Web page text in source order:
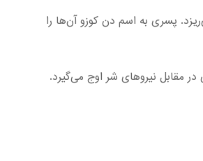
پسری به اسم دن کوزو آن‌ها را
ایستادگی در مقابل نیروهای شر اوج می‌گیرد.